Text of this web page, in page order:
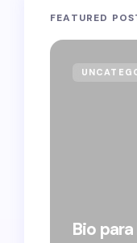
FEATURED
Bio